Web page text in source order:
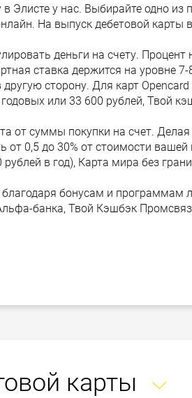
Элисте у нас. Выбирайте одно из
На выпуск дебетовой карты
деньги на счету. Процент
ставка держится на уровне 7-
другую сторону. Для карт
или 33 600 рублей, Твой
от суммы покупки на счет.
0,5 до 30% от стоимости вашей
в год), Карта мира без
благодаря бонусам и программам
банка, Твой Кэшбэк
карты